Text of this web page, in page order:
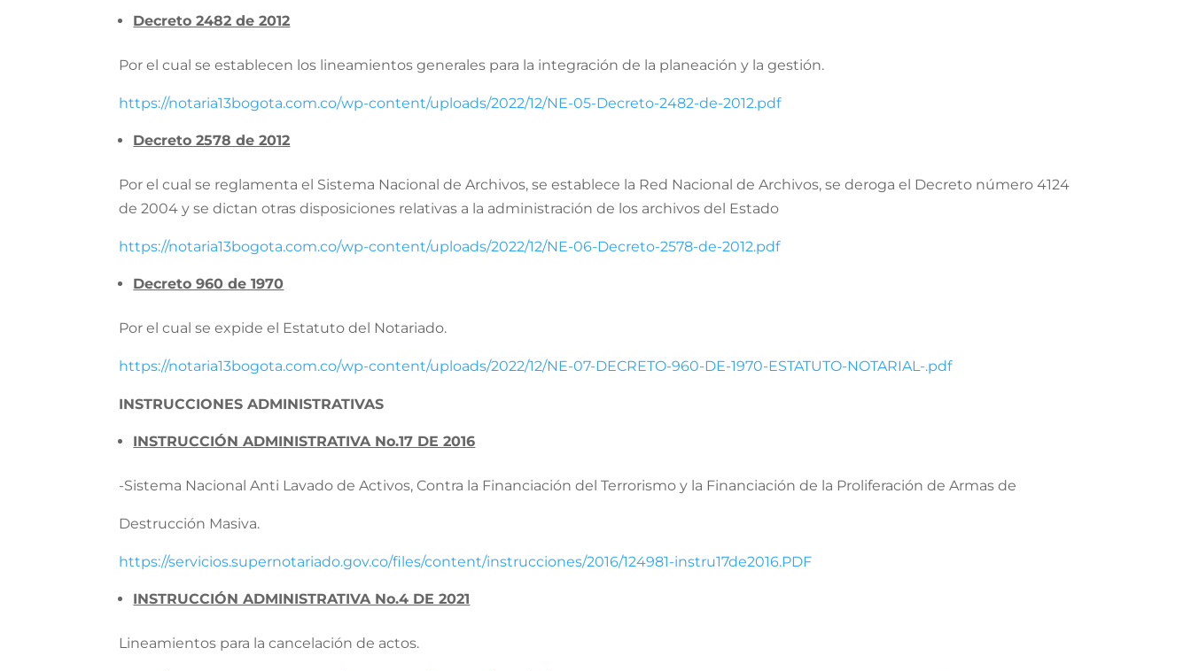
Decreto 2482 de 2012
Por el cual se establecen los lineamientos generales para la integración de la planeación y la gestión.
https://notaria13bogota.com.co/wp-content/uploads/2022/12/NE-05-Decreto-2482-de-2012.pdf
Decreto 2578 de 2012
Por el cual se reglamenta el Sistema Nacional de Archivos, se establece la Red Nacional de Archivos, se deroga el Decreto número 4124
de 2004 y se dictan otras disposiciones relativas a la administración de los archivos del Estado
https://notaria13bogota.com.co/wp-content/uploads/2022/12/NE-06-Decreto-2578-de-2012.pdf
Decreto 960 de 1970
Por el cual se expide el Estatuto del Notariado.
https://notaria13bogota.com.co/wp-content/uploads/2022/12/NE-07-DECRETO-960-DE-1970-ESTATUTO-NOTARIAL-.pdf
INSTRUCCIONES ADMINISTRATIVAS
INSTRUCCIÓN ADMINISTRATIVA No.17 DE 2016
-Sistema Nacional Anti Lavado de Activos, Contra la Financiación del Terrorismo y la Financiación de la Proliferación de Armas de
Destrucción Masiva.
https://servicios.supernotariado.gov.co/files/content/instrucciones/2016/124981-instru17de2016.PDF
INSTRUCCIÓN ADMINISTRATIVA No.4 DE 2021
Lineamientos para la cancelación de actos.